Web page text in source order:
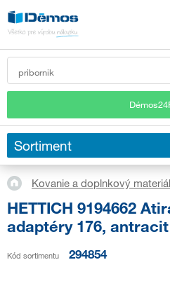
Sortiment
Kovanie a doplnkový materiál
HETTICH 9194662
adaptéry 176, antracit
Kód sortimentu 294854